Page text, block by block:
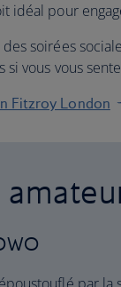
idéal pour
des soirées
si vous vous
Fitzroy London